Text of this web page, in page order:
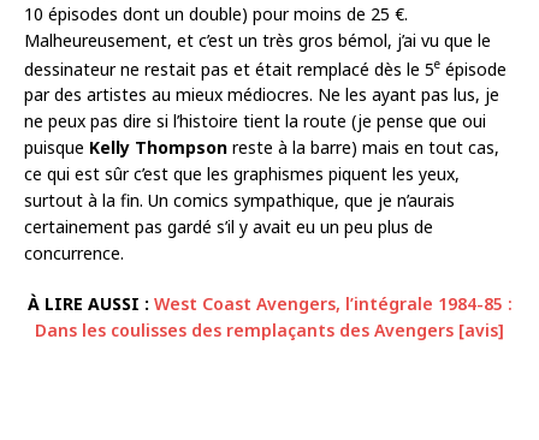
10 épisodes dont un double) pour moins de 25 €.
Malheureusement, et c’est un très gros bémol, j’ai vu que le
dessinateur ne restait pas et était remplacé dès le 5e épisode
par des artistes au mieux médiocres. Ne les ayant pas lus, je
ne peux pas dire si l’histoire tient la route (je pense que oui
puisque Kelly Thompson reste à la barre) mais en tout cas,
ce qui est sûr c’est que les graphismes piquent les yeux,
surtout à la fin. Un comics sympathique, que je n’aurais
certainement pas gardé s’il y avait eu un peu plus de
concurrence.
À LIRE AUSSI : West Coast Avengers, l’intégrale 1984-85 :
Dans les coulisses des remplaçants des Avengers [avis]